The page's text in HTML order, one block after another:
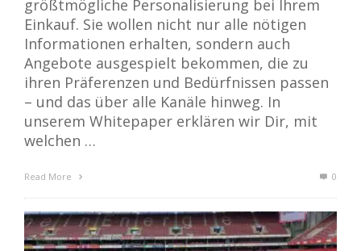
größtmögliche Personalisierung bei Ihrem
Einkauf. Sie wollen nicht nur alle nötigen
Informationen erhalten, sondern auch
Angebote ausgespielt bekommen, die zu
ihren Präferenzen und Bedürfnissen passen
– und das über alle Kanäle hinweg. In
unserem Whitepaper erklären wir Dir, mit
welchen …
Read More 0